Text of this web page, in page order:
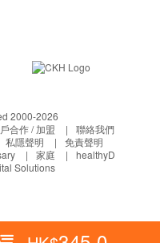
2000-2026
合作 / 加盟
聯絡我們
私隱聲明
免責聲明
家庭
healthyD
Solutions